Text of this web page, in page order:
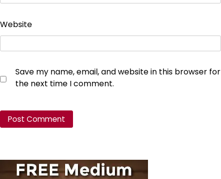
Website
Save my name, email, and website in this browser for
the next time I comment.